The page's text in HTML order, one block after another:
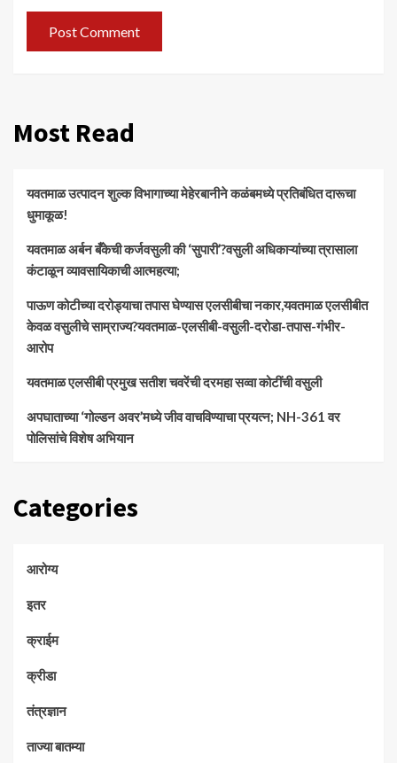
Most Read
यवतमाळ उत्पादन शुल्क विभागाच्या मेहेरबानीने कळंबमध्ये प्रतिबंधित दारूचा
धुमाकूळ!
​यवतमाळ अर्बन बँकेची कर्जवसुली की ‘सुपारी’?वसुली अधिकाऱ्यांच्या त्रासाला
कंटाळून व्यावसायिकाची आत्महत्या;
पाऊण कोटीच्या दरोड्याचा तपास घेण्यास एलसीबीचा नकार,यवतमाळ एलसीबीत
केवळ वसुलीचे साम्राज्य?यवतमाळ-एलसीबी-वसुली-दरोडा-तपास-गंभीर-
आरोप
यवतमाळ एलसीबी प्रमुख सतीश चवरेंची दरमहा सव्वा कोटींची वसुली
अपघाताच्या ‘गोल्डन अवर’मध्ये जीव वाचविण्याचा प्रयत्न; NH-361 वर
पोलिसांचे विशेष अभियान
Categories
आरोग्य
इतर
क्राईम
क्रीडा
तंत्रज्ञान
ताज्या बातम्या